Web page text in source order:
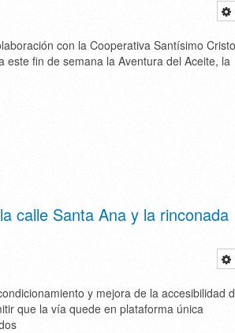
con la Cooperativa Santísimo Cristo
este fin de semana la Aventura del Aceite, la
calle Santa Ana y la rinconada
y mejora de la accesibilidad
que la vía quede en plataforma única